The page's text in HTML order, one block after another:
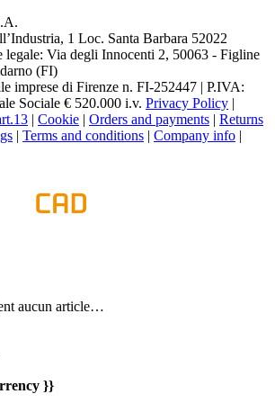
1 Loc. Santa Barbara 52022
legale: Via degli Innocenti 2, 50063 - Figline
(FI)
imprese di Firenze n. FI-252447 | P.IVA:
Sociale € 520.000 i.v. Privacy Policy |
| Cookie | Orders and payments | Returns
| Terms and conditions | Company info |
aucun article…
}}